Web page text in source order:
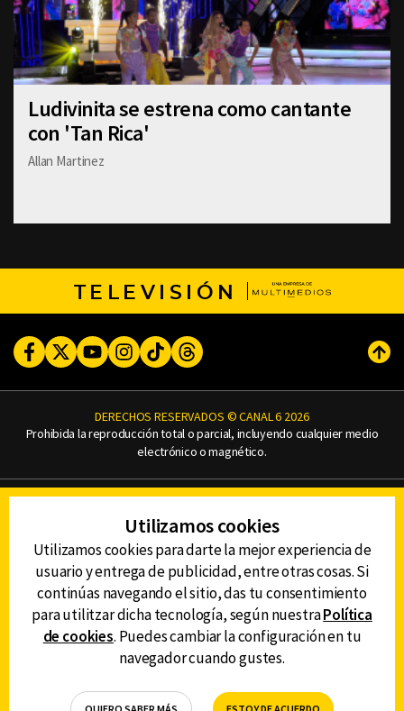
Ludivinita se estrena como cantante
con 'Tan Rica'
Allan Martinez
TELEVISIÓN
FacebookTwitterYoutubeInstagram
TikTokThreads
DERECHOS RESERVADOS © CANAL 6 2026
Prohibida la reproducción total o parcial, incluyendo cualquier medio
electrónico o magnético.
AVISO DE PRIVACIDAD
AVISO LEGAL
DEFENSORÍA DE LAS AUDIENCIAS
DESCARGA LA APP DE CANAL 6
Utilizamos cookies
Utilizamos cookies para darte la mejor experiencia de
usuario y entrega de publicidad, entre otras cosas. Si
continúas navegando el sitio, das tu consentimiento
para utilitzar dicha tecnología, según nuestraPolítica
de cookies. Puedes cambiar la configuración en tu
navegador cuando gustes.